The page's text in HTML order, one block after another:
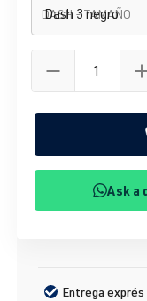
DASH - TAMAÑO
Ask a
Entrega exprés